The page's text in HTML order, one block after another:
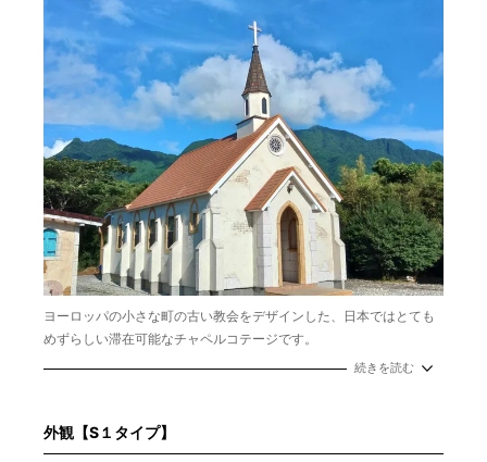
ヨーロッパの小さな町の古い教会をデザインした、日本ではとても
めずらしい滞在可能なチャペルコテージです。
現在もウェディングで利用されている幸せに溢れたコテージで大切
定員：2名
ベッド：キングベッドルーム
続きを読む
外観【S１タイプ】